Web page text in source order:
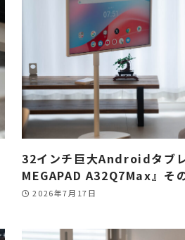
32インチ巨大Androidタブ
MEGAPAD A32Q7Max』そ
2026年7月17日